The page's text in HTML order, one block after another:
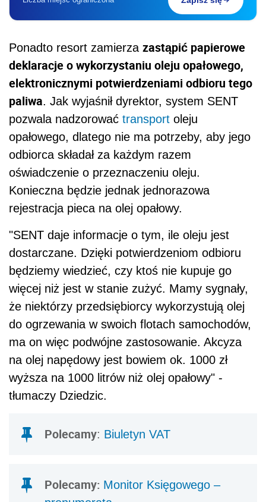
Ponadto resort zamierza zastąpić papierowe
deklaracje o wykorzystaniu oleju opałowego,
elektronicznymi potwierdzeniami odbioru tego
paliwa. Jak wyjaśnił dyrektor, system SENT
pozwala nadzorować transport oleju
opałowego, dlatego nie ma potrzeby, aby jego
odbiorca składał za każdym razem
oświadczenie o przeznaczeniu oleju.
Konieczna będzie jednak jednorazowa
rejestracja pieca na olej opałowy.
"SENT daje informacje o tym, ile oleju jest
dostarczane. Dzięki potwierdzeniom odbioru
będziemy wiedzieć, czy ktoś nie kupuje go
więcej niż jest w stanie zużyć. Mamy sygnały,
że niektórzy przedsiębiorcy wykorzystują olej
do ogrzewania w swoich flotach samochodów,
ma on więc podwójne zastosowanie. Akcyza
na olej napędowy jest bowiem ok. 1000 zł
wyższa na 1000 litrów niż olej opałowy" -
tłumaczy Dziedzic.
Polecamy: Biuletyn VAT
Polecamy: Monitor Księgowego –